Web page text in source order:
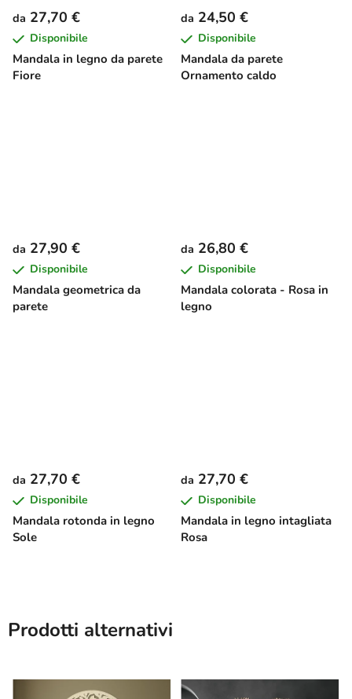
Mandala in legno da parete
Fiore
da 27,70 €
Disponibile
Mandala da parete
Ornamento caldo
da 24,50 €
Disponibile
Mandala geometrica da
parete
da 27,90 €
Disponibile
Mandala colorata - Rosa in
legno
da 26,80 €
Disponibile
Mandala rotonda in legno
Sole
da 27,70 €
Disponibile
Mandala in legno intagliata
Rosa
da 27,70 €
Disponibile
Prodotti alternativi